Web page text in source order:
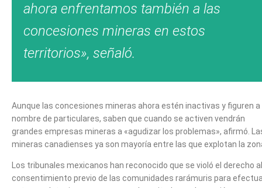
ahora enfrentamos también a las
concesiones mineras en estos
territorios», señaló.
Aunque las concesiones mineras ahora estén inactivas y figuren a
nombre de particulares, saben que cuando se activen vendrán
grandes empresas mineras a «agudizar los problemas», afirmó.
mineras canadienses ya son mayoría entre las que explotan la
Los tribunales mexicanos han reconocido que se violó el derecho al
consentimiento previo de las comunidades rarámuris para